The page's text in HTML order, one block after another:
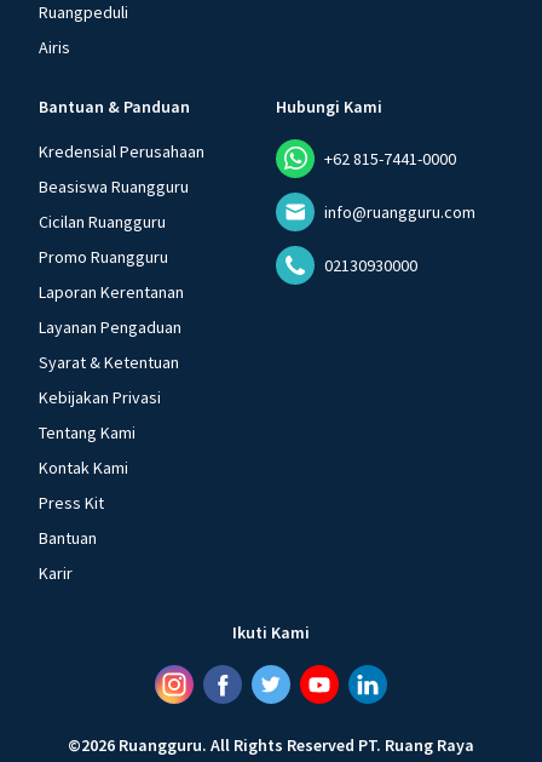
Ruangpeduli
Airis
Bantuan & Panduan
Kredensial Perusahaan
Beasiswa Ruangguru
Cicilan Ruangguru
Promo Ruangguru
Laporan Kerentanan
Layanan Pengaduan
Syarat & Ketentuan
Kebijakan Privasi
Tentang Kami
Kontak Kami
Press Kit
Bantuan
Karir
Hubungi Kami
+62 815-7441-0000
info@ruangguru.com
02130930000
Ikuti Kami
©2026 Ruangguru. All Rights Reserved PT. Ruang Raya